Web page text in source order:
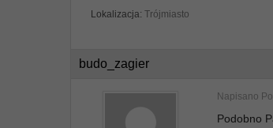
Lokalizacja: Trójmiasto
budo_zagier
Napisano
Podobno